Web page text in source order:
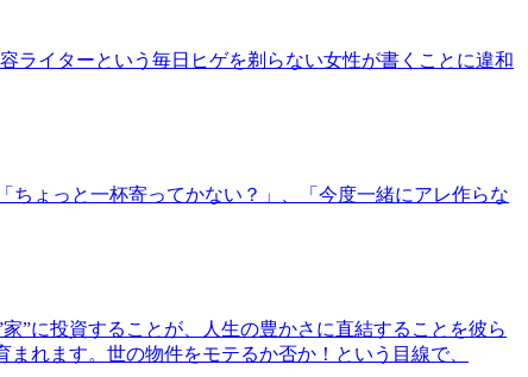
ライターという毎日ヒゲを剃らない女性が書くことに違和
ちょっと一杯寄ってかない？」、「今度一緒にアレ作らな
”に投資することが、人生の豊かさに直結することを彼ら
れます。世の物件をモテるか否か！という目線で、